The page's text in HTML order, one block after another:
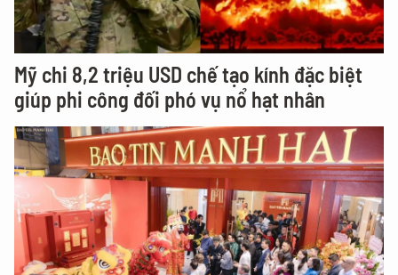
Mỹ chi 8,2 triệu USD chế tạo kính đặc biệt
giúp phi công đối phó vụ nổ hạt nhân